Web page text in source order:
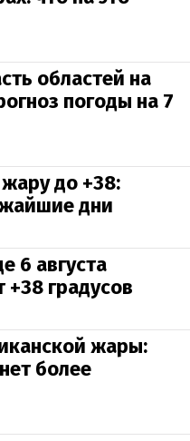
областей на
погоды на 7
до +38:
дни
6 августа
+38 градусов
жары:
более